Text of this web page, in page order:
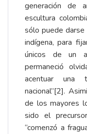
generación de
escultura
sólo puede darse
indígena, para
únicos de un
permaneció
acentuar una
nacional”[2].
de los mayores
sido el
“comenzó a